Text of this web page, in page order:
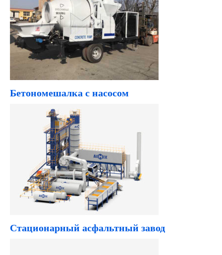
Бетономешалка с насосом
Стационарный асфальтный завод